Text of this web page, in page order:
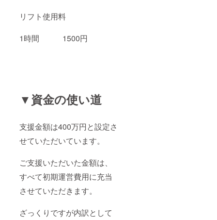
リフト使用料
1時間 1500円
▼資金の使い道
支援金額は400万円と設定さ
せていただいています。
ご支援いただいた金額は、
すべて初期運営費用に充当
させていただきます。
ざっくりですが内訳として